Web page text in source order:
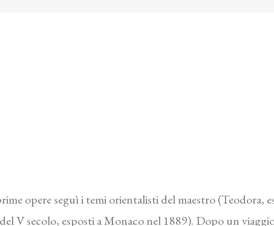
opere seguì i temi orientalisti del maestro (Teodora,
V secolo, esposti a Monaco nel 1889). Dopo un